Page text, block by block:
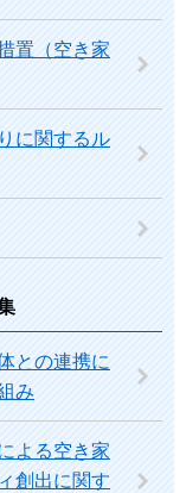
置（空き家
に関するル
との連携に
み
よる空き家
創出に関す